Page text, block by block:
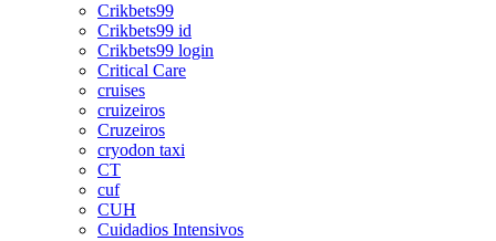
Crikbets99
Crikbets99 id
Crikbets99 login
Critical Care
cruises
cruizeiros
Cruzeiros
cryodon taxi
CT
cuf
CUH
Cuidadios Intensivos